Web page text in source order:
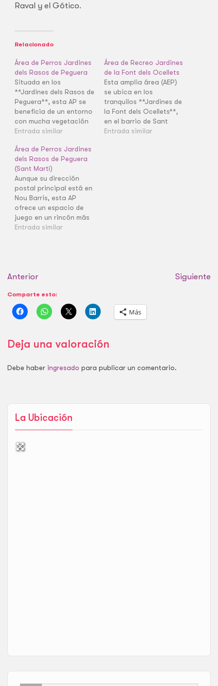
La Ubicación
Raval y el Gótico.
Relacionado
Área de Perros Jardines
dels Rasos de Peguera
Situada en los
**Jardines dels Rasos de
Peguera**, esta AP se
beneficia de un entorno
con mucha vegetación
en el barrio de La
espacio tranquilo y
delimitado para el
juego.
Entrada similar
Área de Recreo Jardines
de la Font dels Ocellets
Esta amplia área (AEP)
se ubica en los
tranquilos **Jardines de
la Font dels Ocellets**,
en el barrio de Sant
Gervasi - la Bonanova.
Entrada similar
Área de Perros Jardines
dels Rasos de Peguera
(Sant Martí)
Aunque su dirección
postal principal está en
Nou Barris, esta AP
ofrece un espacio de
juego en un rincón más
íntimo del barrio de La
Entrada similar
Anterior Siguiente
Comparte esto:
Más
Deja una valoración
Debe haber ingresado para publicar un comentario.